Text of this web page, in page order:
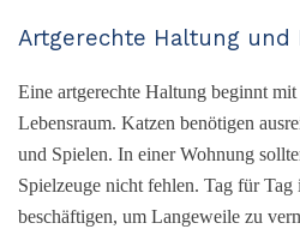
Artgerechte Haltung und
Eine artgerechte Haltung beginnt mit
Lebensraum. Katzen benötigen
und Spielen. In einer Wohnung
Spielzeuge nicht fehlen. Tag für
beschäftigen, um Langeweile zu